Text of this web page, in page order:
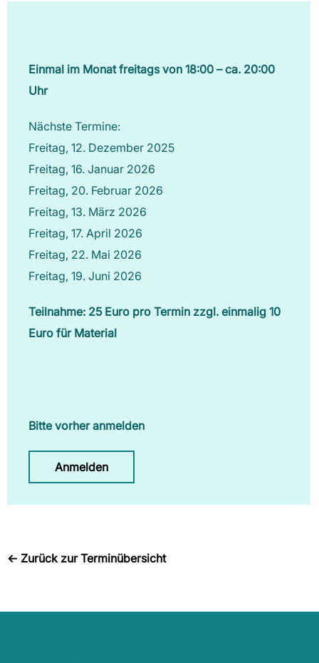
Einmal im Monat freitags von 18:00 – ca. 20:00
Uhr
Nächste Termine:
Freitag, 12. Dezember 2025
Freitag, 16. Januar 2026
Freitag, 20. Februar 2026
Freitag, 13. März 2026
Freitag, 17. April 2026
Freitag, 22. Mai 2026
Freitag, 19. Juni 2026
Teilnahme: 25 Euro pro Termin zzgl. einmalig 10
Euro für Material
Bitte vorher anmelden
Anmelden
← Zurück zur Terminübersicht